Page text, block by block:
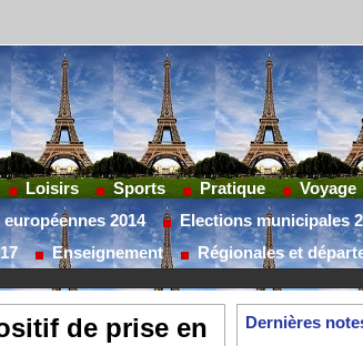
Loisirs Sports Pratique Voyage
2014 Elections municipales
Enseignement Régionales et
de prise en
Dernières